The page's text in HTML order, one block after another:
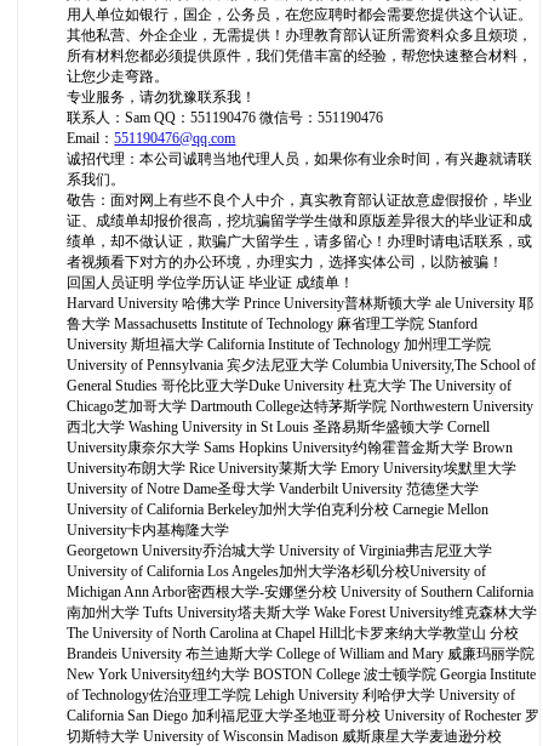
用人单位如银行，国企，公务员，在您应聘时都会需要您提供这个认证。
其他私营、外企企业，无需提供！办理教育部认证所需资料众多且烦琐，
所有材料您都必须提供原件，我们凭借丰富的经验，帮您快速整合材料，
让您少走弯路。
专业服务，请勿犹豫联系我！
联系人：Sam QQ：551190476 微信号：551190476
Email：551190476@qq.com
诚招代理：本公司诚聘当地代理人员，如果你有业余时间，有兴趣就请联
系我们。
敬告：面对网上有些不良个人中介，真实教育部认证故意虚假报价，毕业
证、成绩单却报价很高，挖坑骗留学学生做和原版差异很大的毕业证和成
绩单，却不做认证，欺骗广大留学生，请多留心！办理时请电话联系，或
者视频看下对方的办公环境，办理实力，选择实体公司，以防被骗！
回国人员证明 学位学历认证 毕业证 成绩单！
Harvard University 哈佛大学 Prince University普林斯顿大学 ale University 耶
鲁大学 Massachusetts Institute of Technology 麻省理工学院 Stanford
University 斯坦福大学 California Institute of Technology 加州理工学院
University of Pennsylvania 宾夕法尼亚大学 Columbia University,The School of
General Studies 哥伦比亚大学Duke University 杜克大学 The University of
Chicago芝加哥大学 Dartmouth College达特茅斯学院 Northwestern University
西北大学 Washing University in St Louis 圣路易斯华盛顿大学 Cornell
University康奈尔大学 Sams Hopkins University约翰霍普金斯大学 Brown
University布朗大学 Rice University莱斯大学 Emory University埃默里大学
University of Notre Dame圣母大学 Vanderbilt University 范德堡大学
University of California Berkeley加州大学伯克利分校 Carnegie Mellon
University卡内基梅隆大学
Georgetown University乔治城大学 University of Virginia弗吉尼亚大学
University of California Los Angeles加州大学洛杉矶分校University of
Michigan Ann Arbor密西根大学-安娜堡分校 University of Southern California
南加州大学 Tufts University塔夫斯大学 Wake Forest University维克森林大学
The University of North Carolina at Chapel Hill北卡罗来纳大学教堂山 分校
Brandeis University 布兰迪斯大学 College of William and Mary 威廉玛丽学院
New York University纽约大学 BOSTON College 波士顿学院 Georgia Institute
of Technology佐治亚理工学院 Lehigh University 利哈伊大学 University of
California San Diego 加利福尼亚大学圣地亚哥分校 University of Rochester 罗
切斯特大学 University of Wisconsin Madison 威斯康星大学麦迪逊分校